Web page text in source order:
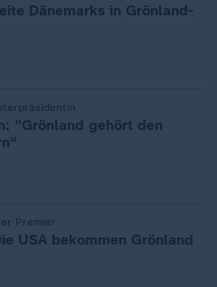
Dänemarks in Grönland-
"Grönland gehört den
Premier
USA bekommen Grönland